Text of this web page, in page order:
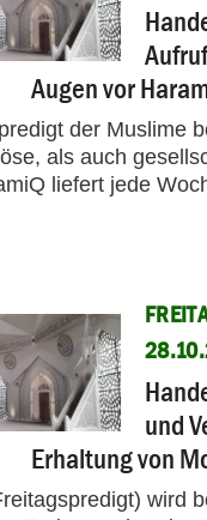
Augen vor
der Muslime
als auch
liefert jede
und
Erhaltung von
wird